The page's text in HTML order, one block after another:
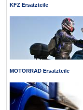
KFZ Ersatzteile
MOTORRAD Ersatzteile